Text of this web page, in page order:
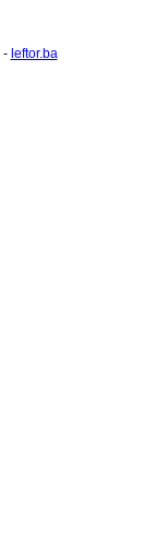
- leftor.ba